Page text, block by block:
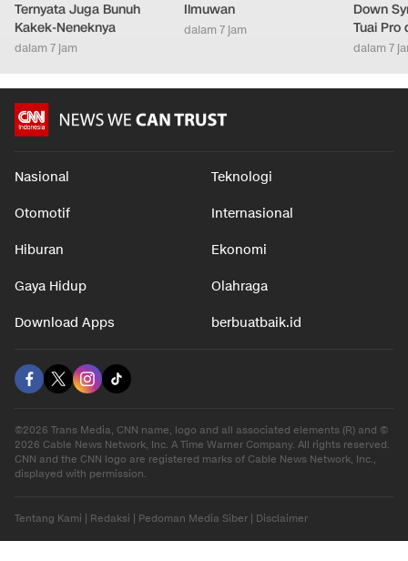
Ternyata Juga Bunuh
Kakek-Neneknya
dalam 7 jam
Ilmuwan
dalam 7 jam
Down
Tuai Pro
dalam 7
Nasional Teknologi
Otomotif Internasional
Hiburan Ekonomi
Gaya Hidup Olahraga
Download Apps berbuatbaik.id
©2026 Trans Media, CNN name, logo and all associated elements (R) and ©
2026 Cable News Network, Inc. A Time Warner Company. All rights reserved.
CNN and the CNN logo are registered marks of Cable News Network, Inc.,
displayed with permission.
Tentang Kami | Redaksi | Pedoman Media Siber | Disclaimer